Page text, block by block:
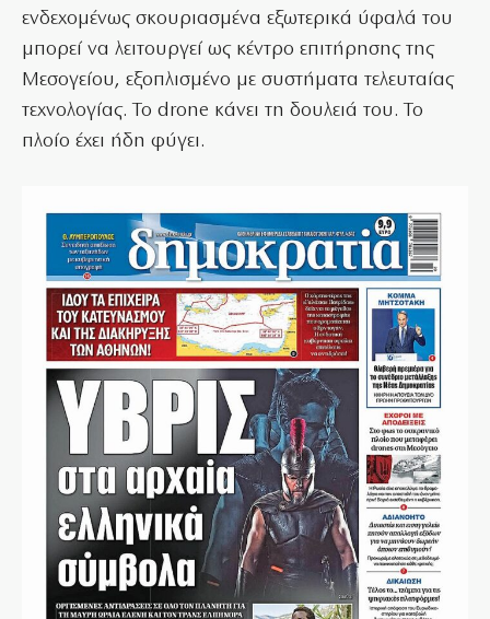
ενδεχομένως σκουριασμένα εξωτερικά ύφαλά του
μπορεί να λειτουργεί ως κέντρο επιτήρησης της
Μεσογείου, εξοπλισμένο με συστήματα τελευταίας
τεχνολογίας. Το drone κάνει τη δουλειά του. Το
πλοίο έχει ήδη φύγει.